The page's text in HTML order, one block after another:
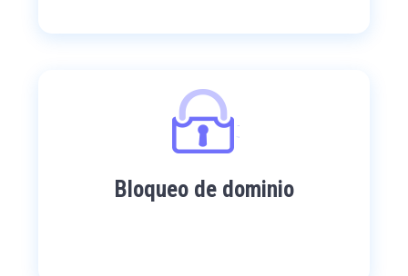
Bloqueo de dominio